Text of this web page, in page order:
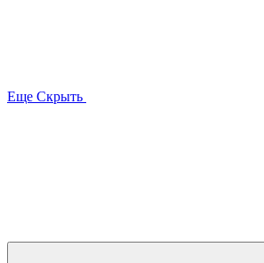
Еще Скрыть